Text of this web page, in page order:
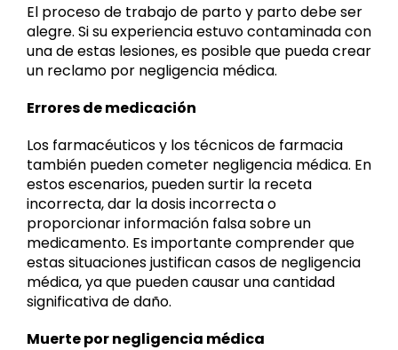
El proceso de trabajo de parto y parto debe ser
alegre. Si su experiencia estuvo contaminada con
una de estas lesiones, es posible que pueda crear
un reclamo por negligencia médica.
Errores de medicación
Los farmacéuticos y los técnicos de farmacia
también pueden cometer negligencia médica. En
estos escenarios, pueden surtir la receta
incorrecta, dar la dosis incorrecta o
proporcionar información falsa sobre un
medicamento. Es importante comprender que
estas situaciones justifican casos de negligencia
médica, ya que pueden causar una cantidad
significativa de daño.
Muerte por negligencia médica